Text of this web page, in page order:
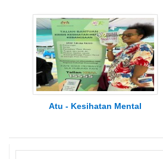
Atu - Kesihatan Mental